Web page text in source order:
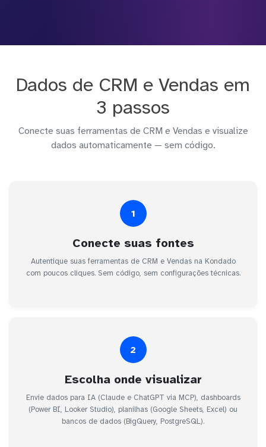
Dados de CRM e Vendas em
3 passos
Conecte suas ferramentas de CRM e Vendas e visualize
dados automaticamente — sem código.
1
Conecte suas fontes
Autentique suas ferramentas de CRM e Vendas na Kondado
com poucos cliques. Sem código, sem configurações técnicas.
2
Escolha onde visualizar
Envie dados para IA (Claude e ChatGPT via MCP), dashboards
(Power BI, Looker Studio), planilhas (Google Sheets, Excel) ou
bancos de dados (BigQuery, PostgreSQL).